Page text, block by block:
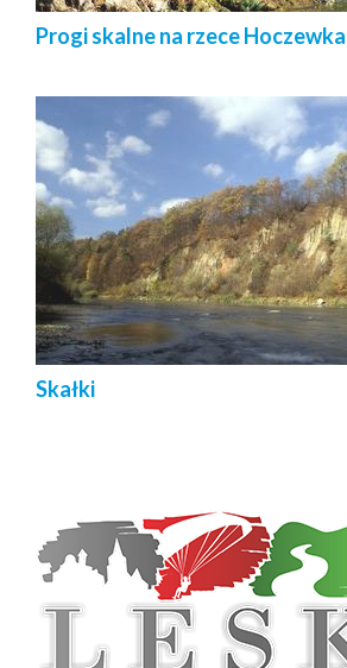
Progi skalne na rzece Hoczewka
Skałki